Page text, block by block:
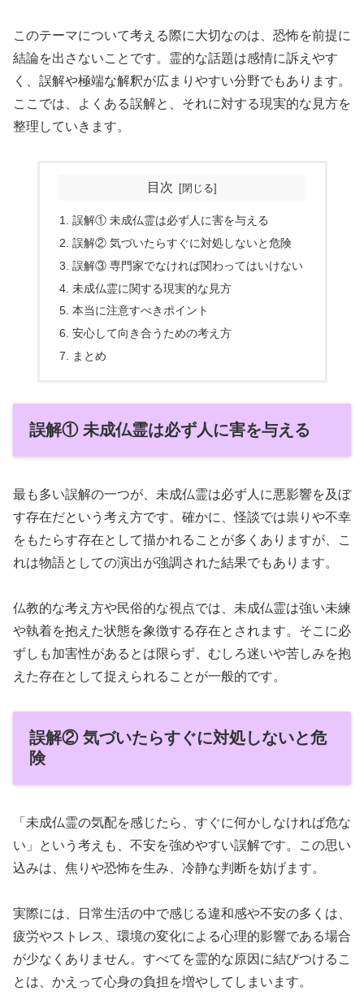
このテーマについて考える際に大切なのは、恐怖を前提に
結論を出さないことです。霊的な話題は感情に訴えやす
く、誤解や極端な解釈が広まりやすい分野でもあります。
ここでは、よくある誤解と、それに対する現実的な見方を
整理していきます。
目次
誤解① 未成仏霊は必ず人に害を与える
誤解② 気づいたらすぐに対処しないと危険
誤解③ 専門家でなければ関わってはいけない
未成仏霊に関する現実的な見方
本当に注意すべきポイント
安心して向き合うための考え方
まとめ
誤解① 未成仏霊は必ず人に害を与える
最も多い誤解の一つが、未成仏霊は必ず人に悪影響を及ぼ
す存在だという考え方です。確かに、怪談では祟りや不幸
をもたらす存在として描かれることが多くありますが、こ
れは物語としての演出が強調された結果でもあります。
仏教的な考え方や民俗的な視点では、未成仏霊は強い未練
や執着を抱えた状態を象徴する存在とされます。そこに必
ずしも加害性があるとは限らず、むしろ迷いや苦しみを抱
えた存在として捉えられることが一般的です。
誤解② 気づいたらすぐに対処しないと危
険
「未成仏霊の気配を感じたら、すぐに何かしなければ危な
い」という考えも、不安を強めやすい誤解です。この思い
込みは、焦りや恐怖を生み、冷静な判断を妨げます。
実際には、日常生活の中で感じる違和感や不安の多くは、
疲労やストレス、環境の変化による心理的影響である場合
が少なくありません。すべてを霊的な原因に結びつけるこ
とは、かえって心身の負担を増やしてしまいます。